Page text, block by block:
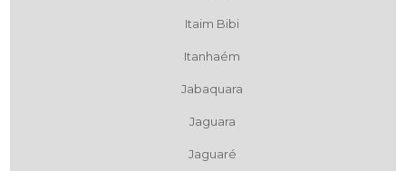
Itaim Bibi
Itanhaém
Jabaquara
Jaguara
Jaguaré